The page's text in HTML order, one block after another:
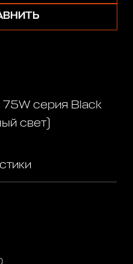
75W серия Black
свет)